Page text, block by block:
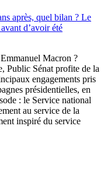
après, quel bilan ? Le
d’avoir été
Macron ?
Public Sénat profite de la
engagements pris
présidentielles, en
: le Service national
au service de la
inspiré du service